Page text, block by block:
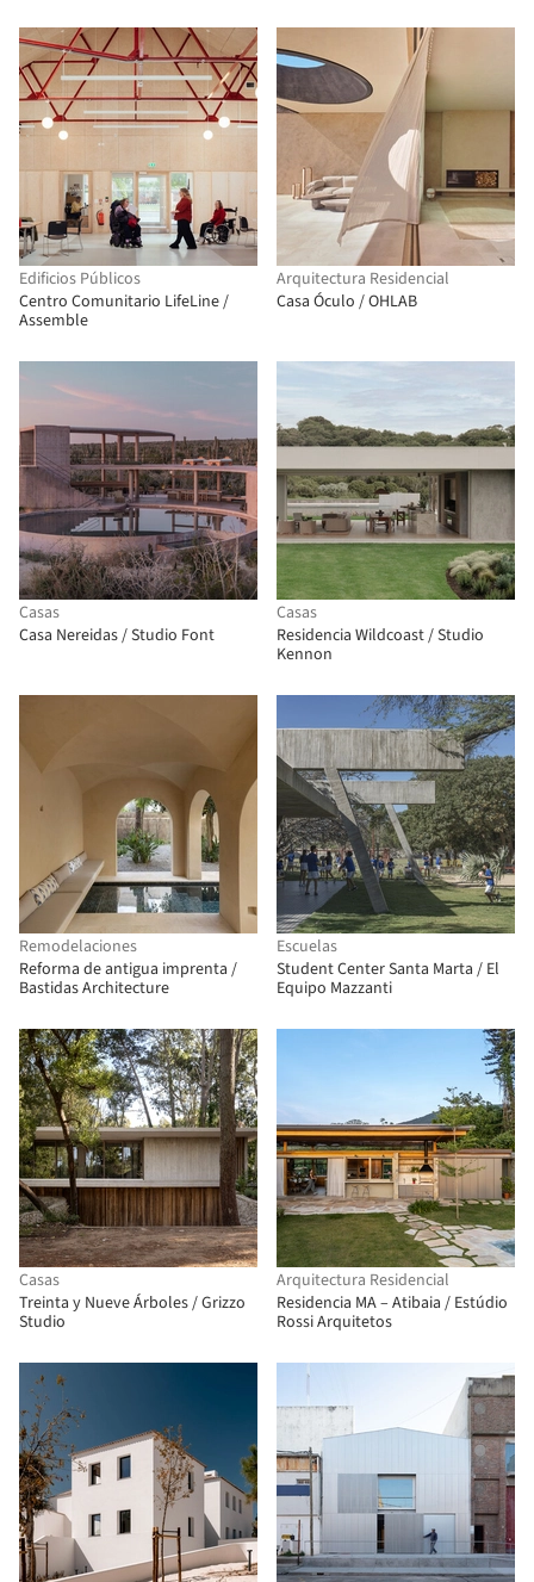
Edificios Públicos
Centro Comunitario LifeLine /
Assemble
Arquitectura Residencial
Casa Óculo / OHLAB
Casas
Casa Nereidas / Studio Font
Casas
Residencia Wildcoast / Studio
Kennon
Remodelaciones
Reforma de antigua imprenta /
Bastidas Architecture
Escuelas
Student Center Santa Marta / El
Equipo Mazzanti
Casas
Treinta y Nueve Árboles / Grizzo
Studio
Arquitectura Residencial
Residencia MA – Atibaia / Estúdio
Rossi Arquitetos